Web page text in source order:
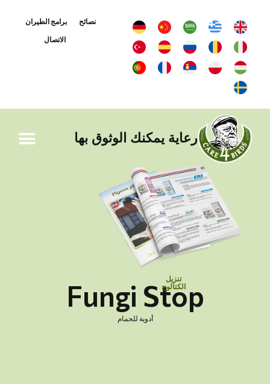
نصائح برامج الطيران
الاتصال
رعاية يمكنك الوثوق بها
تنزيل
الكتالوج
Fungi Stop
أدوية للحمام